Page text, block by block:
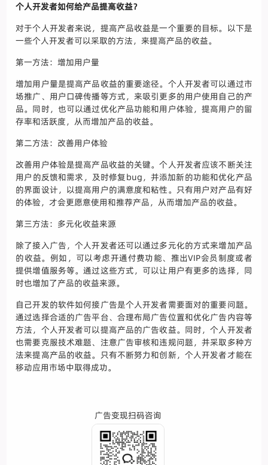
个人开发者如何给产品提高收益？
对于个人开发者来说，提高产品收益是一个重要的目标。以下是
一些个人开发者可以采取的方法，来提高产品的收益。
第一方法：增加用户量
增加用户量是提高产品收益的重要途径。个人开发者可以通过市
场推广、用户口碑传播等方式，来吸引更多的用户使用自己的产
品。同时，也可以通过优化产品功能和用户体验，提高用户的留
存率和活跃度，从而增加产品的收益。
第二方法：改善用户体验
改善用户体验是提高产品收益的关键。个人开发者应该不断关注
用户的反馈和需求，及时修复bug，并添加新的功能和优化产品
的界面设计，以提高用户的满意度和粘性。只有用户对产品有好
的体验，才会更愿意使用和推荐产品，从而增加产品的收益。
第三方法：多元化收益来源
除了接入广告，个人开发者还可以通过多元化的方式来增加产品
的收益。例如，可以考虑开通付费功能、推出VIP会员制度或者
提供增值服务等。通过这些方式，可以让用户有更多的选择，同
时也增加了产品的收益来源。
自己开发的软件如何接广告是个人开发者需要面对的重要问题。
通过选择合适的广告平台、合理布局广告位置和优化广告内容等
方法，个人开发者可以提高产品的广告收益。同时，个人开发者
也需要克服技术难题、注意广告审核和违规问题，并采取多种方
法来提高产品的收益。只有不断努力和创新，个人开发者才能在
移动应用市场中取得成功。
广告变现扫码咨询